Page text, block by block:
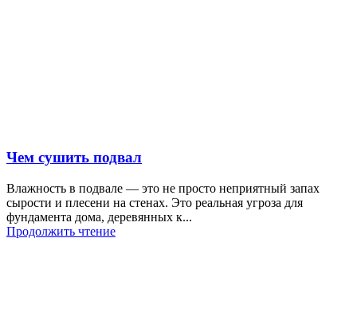
Чем сушить подвал
Влажность в подвале — это не просто неприятный запах
сырости и плесени на стенах. Это реальная угроза для
фундамента дома, деревянных к...
Продолжить чтение